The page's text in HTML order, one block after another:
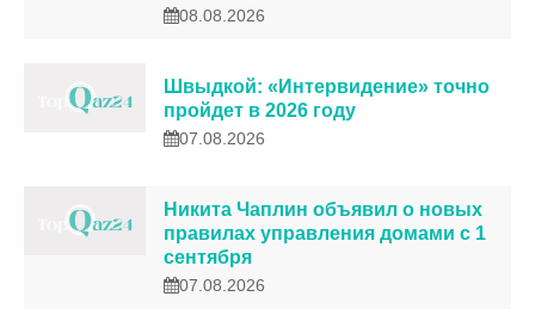
08.08.2026
Швыдкой: «Интервидение» точно
пройдет в 2026 году
07.08.2026
Никита Чаплин объявил о новых
правилах управления домами с 1
сентября
07.08.2026